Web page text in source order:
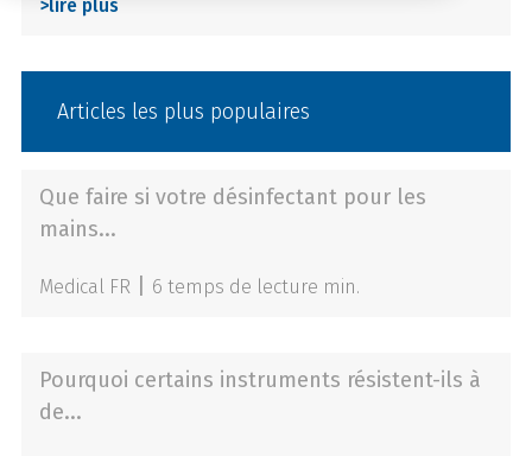
>lire plus
Articles les plus populaires
Que faire si votre désinfectant pour les
mains...
Medical FR 6 temps de lecture min.
Pourquoi certains instruments résistent-ils à
de...